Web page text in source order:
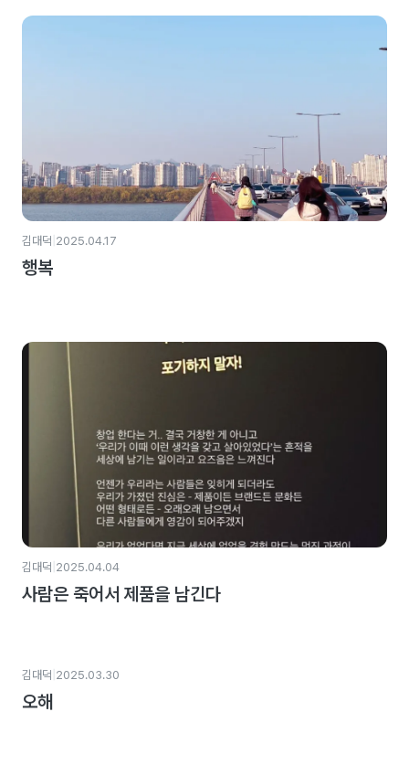
김대덕 2025.04.17
행복
김대덕 2025.04.04
사람은 죽어서 제품을 남긴다
김대덕 2025.03.30
오해